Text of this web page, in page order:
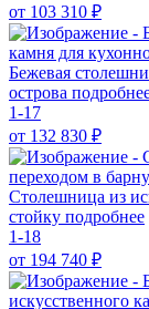
от 103 310 ₽
Бежевая
острова
1-17
от 132 830 ₽
Столешница из
стойку подробнее
1-18
от 194 740 ₽